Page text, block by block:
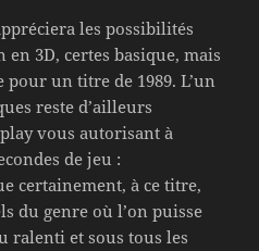
les possibilités
3D, certes basique, mais
un titre de 1989. L’un
reste d’ailleurs
vous autorisant à
de jeu :
certainement, à ce titre,
du genre où l’on puisse
ralenti et sous tous les